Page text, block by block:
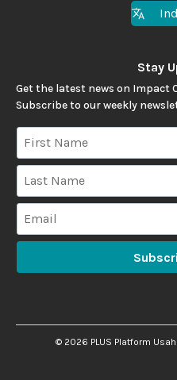
Stay
Get the latest news on Impact
Subscribe to our weekly
© 2026 PLUS Platform